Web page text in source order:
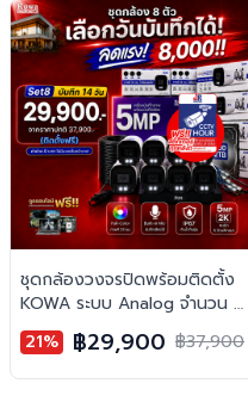
ชุดกล้องวงจรปิดพร้อมติดตั้ง
KOWA ระบบ Analog จำนวน 8
ตัว ความคมชัด 5MP บันทึกภาพ
สี 24 ชั่วโมง พร้อมบันทึกเสียง
21% ฿29,900 ฿37,900